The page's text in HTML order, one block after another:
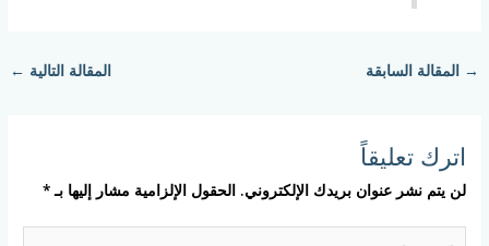
→ المقالة السابقة المقالة التالية ←
اترك تعليقاً
لن يتم نشر عنوان بريدك الإلكتروني. الحقول الإلزامية مشار إليها بـ*